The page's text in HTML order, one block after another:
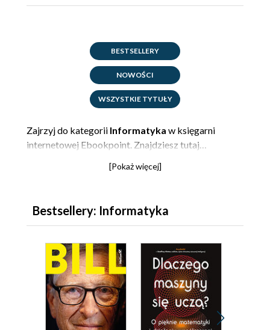
BESTSELLERY
NOWOŚCI
WSZYSTKIE TYTUŁY
Zajrzyj do kategorii Informatyka w księgarni
internetowej Ebookpoint. Znajdziesz tutaj
branży IT. Sięgnij po najlepszą literaturę dla
programowaniem,cyberbezpieczeństwem
jak Ci wygodnie - z tradycyjną książką, wygodnym
ebookiem lub nowoczesnym videokursem. Sprawdź,
jakie tytuły znajdziesz w kategorii Informatyka!
[Pokaż więcej]
Bestsellery: Informatyka